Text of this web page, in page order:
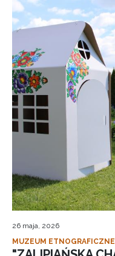
26 maja, 2026
MUZEUM ETNOGRAFICZNE